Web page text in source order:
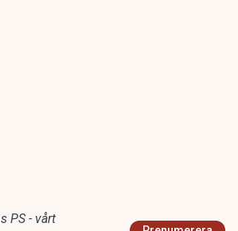
PS - vårt